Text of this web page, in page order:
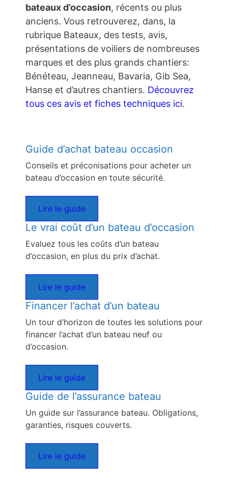
bateaux d’occasion, récents ou plus
anciens. Vous retrouverez, dans, la
rubrique Bateaux, des tests, avis,
présentations de voiliers de nombreuses
marques et des plus grands chantiers:
Bénéteau, Jeanneau, Bavaria, Gib Sea,
Hanse et d’autres chantiers. Découvrez
tous ces avis et fiches techniques ici.
Guide d’achat bateau occasion
Conseils et préconisations pour acheter un
bateau d’occasion en toute sécurité.
Lire le guide
Le vrai coût d’un bateau d’occasion
Evaluez tous les coûts d’un bateau
d’occasion, en plus du prix d’achat.
Lire le guide
Financer l’achat d’un bateau
Un tour d’horizon de toutes les solutions pour
financer l’achat d’un bateau neuf ou
d’occasion.
Lire le guide
Guide de l’assurance bateau
Un guide sur l’assurance bateau. Obligations,
garanties, risques couverts.
Lire le guide